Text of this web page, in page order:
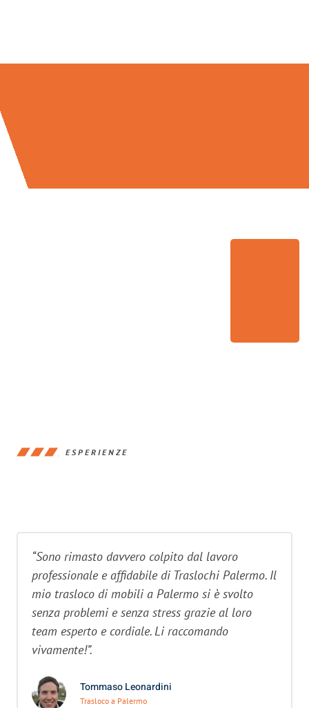
ESPERIENZE
“Sono rimasto davvero colpito dal lavoro
professionale e affidabile di Traslochi Palermo. Il
mio trasloco di mobili a Palermo si è svolto
senza problemi e senza stress grazie al loro
team esperto e cordiale. Li raccomando
vivamente!”.
Tommaso Leonardini
Trasloco a Palermo